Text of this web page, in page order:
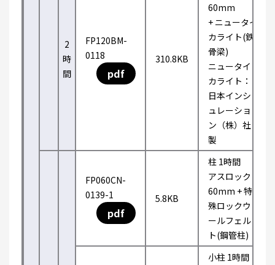
2
時
間
FP120BM-
0118
pdf
310.8KB
60mm
+ ニュータイ
カライト(鉄
骨梁)
ニュータイ
カライト：
日本インシ
ュレーショ
ン（株）社
製
FP060CN-
0139-1
pdf
5.8KB
柱 1時間
アスロック
60mm + 特
殊ロックウ
ールフェル
ト(鋼管柱)
小柱 1時間